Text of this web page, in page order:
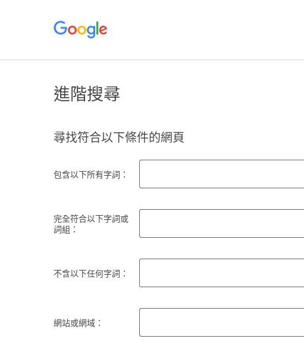
進階搜尋
尋找符合以下條件的網頁
包含以下所有字詞：
完全符合以下字詞或
詞組：
不含以下任何字詞：
網站或網域：